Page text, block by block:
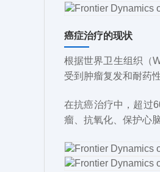
癌症治疗的现状
根据世界卫生组织（
受到肿瘤复发和耐药
在抗癌治疗中，超过
瘤、抗氧化、保护心